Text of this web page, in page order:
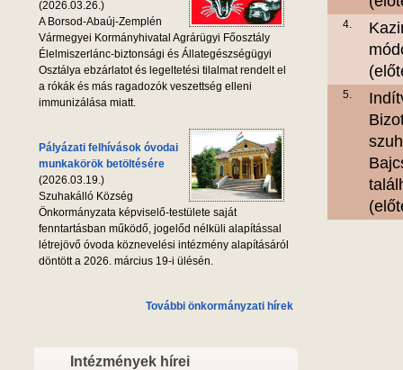
(2026.03.26.)
A Borsod-Abaúj-Zemplén
Vármegyei Kormányhivatal Agrárügyi Főosztály
Élelmiszerlánc-biztonsági és Állategészségügyi
Osztálya ebzárlatot és legeltetési tilalmat rendelt el
a rókák és más ragadozók veszettség elleni
immunizálása miatt.
Pályázati felhívások óvodai
munkakörök betöltésére
(2026.03.19.)
Szuhakálló Község
Önkormányzata képviselő-testülete saját
fenntartásban működő, jogelőd nélküli alapítással
létrejövő óvoda köznevelési intézmény alapításáról
döntött a 2026. március 19-i ülésén.
További önkormányzati hírek
Intézmények hírei
4.
5.